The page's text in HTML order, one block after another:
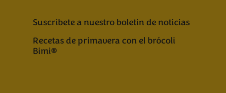
Suscríbete a nuestro boletin de noticias
Recetas de primavera con el brócoli
Bimi®